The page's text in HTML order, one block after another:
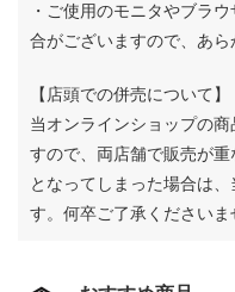
・ご使用のモニタやブラ
合がございますので、あら
【店頭での併売について】
当オンラインショップの
すので、両店舗で販売が重
となってしまった場合は
す。何卒ご了承くださいま